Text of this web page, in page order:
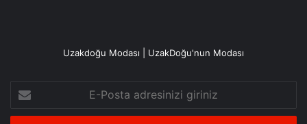
Uzakdoğu Modası | UzakDoğu'nun Modası
Posta
adresinizi